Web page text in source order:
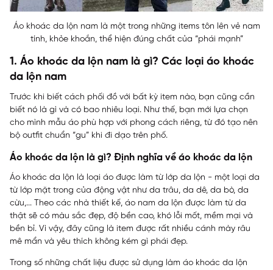
Áo khoác da lộn nam là một trong những items tôn lên vẻ nam
tính, khỏe khoắn, thể hiện đúng chất của “phái mạnh”
1. Áo khoác da lộn nam là gì? Các loại áo khoác
da lộn nam
Trước khi biết cách phối đồ với bất kỳ item nào, bạn cũng cần
biết nó là gì và có bao nhiêu loại. Như thế, bạn mới lựa chọn
cho mình mẫu áo phù hợp với phong cách riêng, từ đó tạo nên
bộ outfit chuẩn “gu” khi đi dạo trên phố.
Áo khoác da lộn là gì? Định nghĩa về áo khoác da lộn
Áo khoác da lộn là loại áo được làm từ lớp da lộn - một loại da
từ lớp mặt trong của động vật như da trâu, da dê, da bò, da
cừu,... Theo các nhà thiết kế, áo nam da lộn được làm từ da
thật sẽ có màu sắc đẹp, độ bền cao, khó lỗi mốt, mềm mại và
bền bỉ. Vì vậy, đây cũng là item được rất nhiều cánh mày râu
mê mẩn và yêu thích không kém gì phái đẹp.
Trong số những chất liệu được sử dụng làm áo khoác da lộn